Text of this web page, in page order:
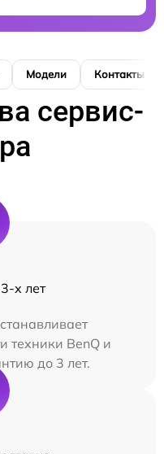
Модели Контакты
сервис-
х лет
техники BenQ и
до 3 лет.